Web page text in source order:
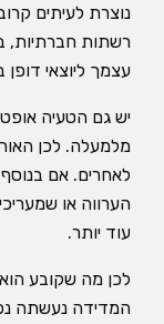
נוצרת לעיתים
רשתות חברתיות,
עצמך ליוצאי
יש גם הטעיה
מלמעלה. לכן
לאחרים. אם
הערווה או
עוד יותר.
לכן מה שקובע
המדידה נעשתה